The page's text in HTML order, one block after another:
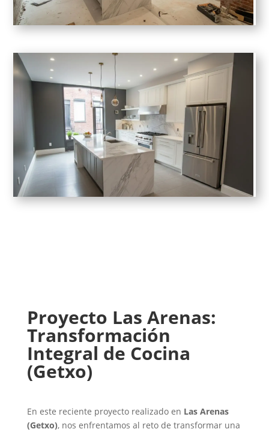
Proyecto Las Arenas:
Transformación
Integral de Cocina
(Getxo)
En este reciente proyecto realizado en Las Arenas
(Getxo), nos enfrentamos al reto de transformar una